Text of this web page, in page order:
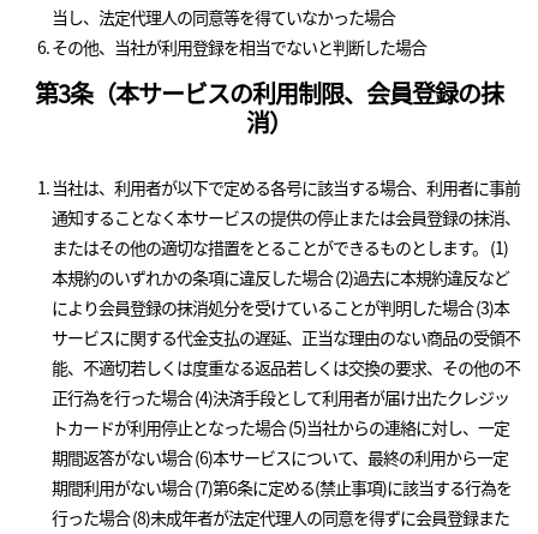
当し、法定代理人の同意等を得ていなかった場合
その他、当社が利用登録を相当でないと判断した場合
第3条（本サービスの利用制限、会員登録の抹
消）
当社は、利用者が以下で定める各号に該当する場合、利用者に事前
通知することなく本サービスの提供の停止または会員登録の抹消、
またはその他の適切な措置をとることができるものとします。 (1)
本規約のいずれかの条項に違反した場合 (2)過去に本規約違反など
により会員登録の抹消処分を受けていることが判明した場合 (3)本
サービスに関する代金支払の遅延、正当な理由のない商品の受領不
能、不適切若しくは度重なる返品若しくは交換の要求、その他の不
正行為を行った場合 (4)決済手段として利用者が届け出たクレジッ
トカードが利用停止となった場合 (5)当社からの連絡に対し、一定
期間返答がない場合 (6)本サービスについて、最終の利用から一定
期間利用がない場合 (7)第6条に定める(禁止事項)に該当する行為を
行った場合 (8)未成年者が法定代理人の同意を得ずに会員登録また